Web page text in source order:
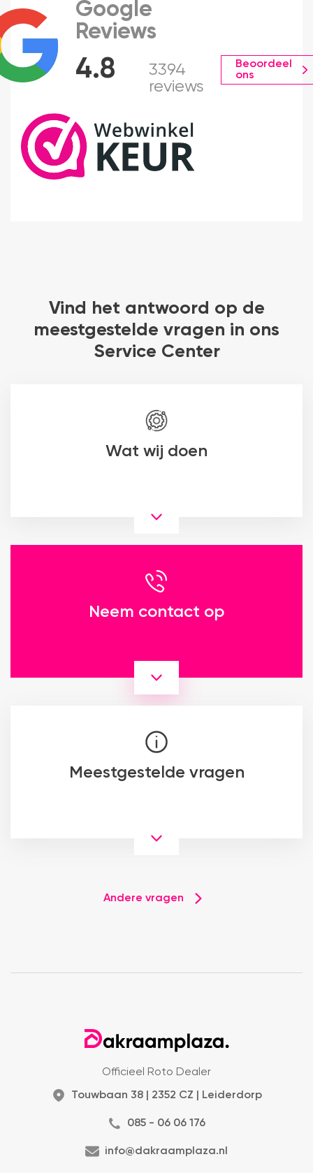
4.8
Google
Reviews
3394
reviews
Beoordeel
ons
Vind het antwoord op de
meestgestelde vragen in ons
Service Center
Wat wij doen
Neem contact op
Meestgestelde vragen
Andere vragen
Officieel Roto Dealer
Touwbaan 38 | 2352 CZ | Leiderdorp
085 - 06 06 176
info@dakraamplaza.nl